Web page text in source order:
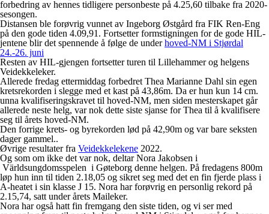
forbedring av hennes tidligere personbeste på 4.25,60 tilbake fra 2020-
sesongen.
Distansen ble forøvrig vunnet av Ingeborg Østgård fra FIK Ren-Eng
på den gode tiden 4.09,91. Fortsetter formstigningen for de gode HIL-
jentene blir det spennende å følge de underhoved-NM i Stjørdal
24.-26. juni
Resten av HIL-gjengen fortsetter turen til Lillehammer og helgens
Veidekkeleker.
Allerede fredag ettermiddag forbedret Thea Marianne Dahl sin egen
kretsrekorden i slegge med et kast på 43,86m. Da er hun kun 14 cm.
unna kvalifiseringskravet til hoved-NM, men siden mesterskapet går
allerede neste helg, var nok dette siste sjanse for Thea til å kvalifisere
seg til årets hoved-NM.
Den forrige krets- og byrekorden lød på 42,90m og var bare seksten
dager gammel..
Øvrige resultater fra Veidekkelekene 2022.
Og som om ikke det var nok, deltar Nora Jakobsen i
Världsungdomsspelen i Gøteborg denne helgen. På fredagens 800m
løp hun inn til tiden 2.18,05 og sikret seg med det en fin fjerde plass i
A-heatet i sin klasse J 15. Nora har forøvrig en personlig rekord på
2.15,74, satt under årets Maileker.
Nora har også hatt fin fremgang den siste tiden, og vi ser med